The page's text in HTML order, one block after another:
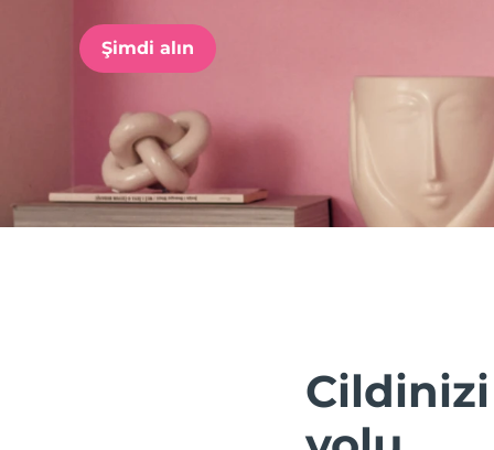
Şimdi alın
issa™ Teeth Whitening Set
FAQ™ Dual LED Panel
POPÜLER